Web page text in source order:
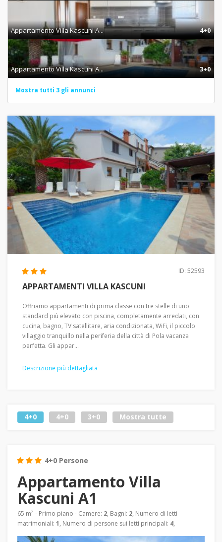
Appartamento Villa Kascuni A... 4+0
Appartamento Villa Kascuni A... 3+0
Mostra tutti 3 gli annunci
ID: 52593
APPARTAMENTI VILLA KASCUNI
Offriamo appartamenti di prima classe con tre stelle di uno
standard più elevato con piscina, completamente arredati, con
cucina, bagno, TV satellitare, aria condizionata, WiFi, il piccolo
villaggio tranquillo nella periferia della città di Pola vacanza
perfetta. Gli appar...
Descrizione più dettagliata
4+0 4+0 3+0 Mostra tutte
4+0 Persone
Appartamento Villa
Kascuni A1
65 m2 - Primo piano - Camere: 2, Bagni: 2, Numero di letti
matrimoniali: 1, Numero di persone sui letti principali: 4,